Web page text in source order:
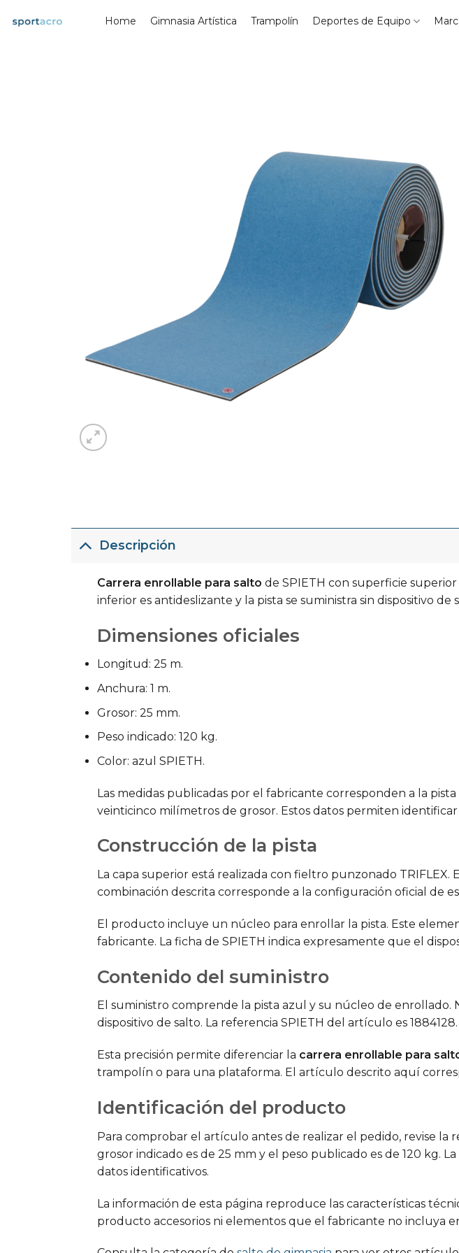
Home Gimnasia Artística Trampolín Deportes de Equipo
Descripción
Carrera enrollable para salto de SPIETH con superficie
inferior es antideslizante y la pista se suministra sin dispositivo de
Dimensiones oficiales
Longitud: 25 m.
Anchura: 1 m.
Grosor: 25 mm.
Peso indicado: 120 kg.
Color: azul SPIETH.
Las medidas publicadas por el fabricante corresponden a la
veinticinco milímetros de grosor. Estos datos permiten
Construcción de la pista
La capa superior está realizada con fieltro punzonado
combinación descrita corresponde a la configuración oficial de
El producto incluye un núcleo para enrollar la pista. Este
fabricante. La ficha de SPIETH indica expresamente que el
Contenido del suministro
El suministro comprende la pista azul y su núcleo de
dispositivo de salto. La referencia SPIETH del artículo es 1884128.
Esta precisión permite diferenciar la carrera enrollable para
trampolín o para una plataforma. El artículo descrito aquí
Identificación del producto
Para comprobar el artículo antes de realizar el pedido, revise la
grosor indicado es de 25 mm y el peso publicado es de 120 kg.
datos identificativos.
La información de esta página reproduce las características
producto accesorios ni elementos que el fabricante no incluya